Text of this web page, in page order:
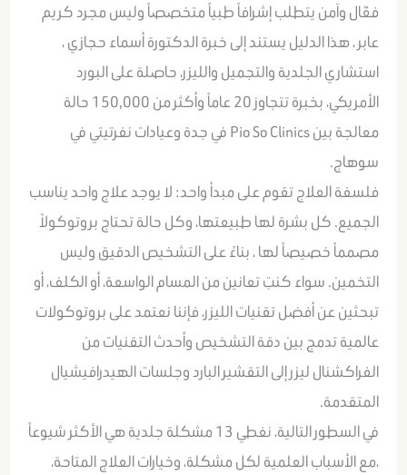
فعّال وآمن يتطلب إشرافاً طبياً متخصصاً وليس مجرد كريم
عابر ، هذا الدليل يستند إلى خبرة الدكتورة أسماء حجازي ،
استشاري الجلدية والتجميل والليزر، حاصلة على البورد
الأمريكي، بخبرة تتجاوز 20 عاماً وأكثر من 150,000 حالة
معالجة بين Pio So Clinics في جدة وعيادات نفرتيتي في
سوهاج.
فلسفة العلاج تقوم على مبدأ واحد: لا يوجد علاج واحد يناسب
الجميع. كل بشرة لها طبيعتها، وكل حالة تحتاج بروتوكولاً
مصمماً خصيصاً لها ، بناءً على التشخيص الدقيق وليس
التخمين. سواء كنتِ تعانين من المسام الواسعة، أو الكلف، أو
تبحثين عن أفضل تقنيات الليزر، فإننا نعتمد على بروتوكولات
عالمية تدمج بين دقة التشخيص وأحدث التقنيات من
الفراكشنال ليزر إلى التقشير البارد وجلسات الهيدرافيشيال
المتقدمة.
في السطور التالية، نغطي 13 مشكلة جلدية هي الأكثر شيوعاً
،مع الأسباب العلمية لكل مشكلة، وخيارات العلاج المتاحة،